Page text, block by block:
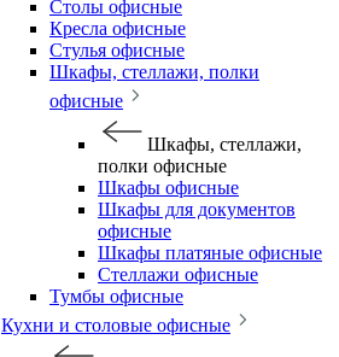
Столы офисные
Кресла офисные
Стулья офисные
Шкафы, стеллажи, полки
офисные
Шкафы, стеллажи,
полки офисные
Шкафы офисные
Шкафы для документов
офисные
Шкафы платяные офисные
Стеллажи офисные
Тумбы офисные
Кухни и столовые офисные